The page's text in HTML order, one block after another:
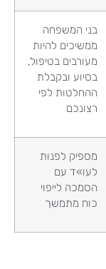
בני המשפחה
ממשיכים להיות
מעורבים בטיפול,
בסיוע ובקבלת
ההחלטות לפי
רצונכם
מספיק לפנות
לעו»ד עם
הסמכה לייפוי
כוח מתמשך